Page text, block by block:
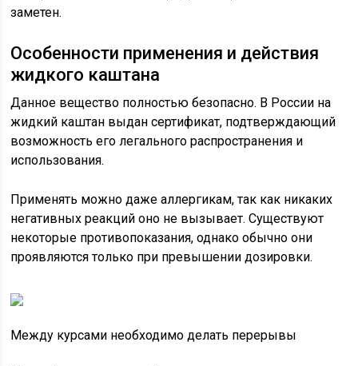
заметен.
Особенности применения и действия
жидкого каштана
Данное вещество полностью безопасно. В России на
жидкий каштан выдан сертификат, подтверждающий
возможность его легального распространения и
использования.
Применять можно даже аллергикам, так как никаких
негативных реакций оно не вызывает. Существуют
некоторые противопоказания, однако обычно они
проявляются только при превышении дозировки.
Между курсами необходимо делать перерывы